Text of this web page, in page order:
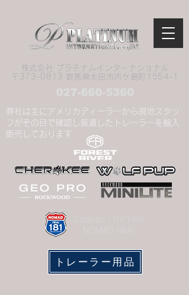
株式会社 プラチナムインターナショナル
​〒373-0813 群馬県太田市内ケ島町1554-1
トレーラー用品
弊社は主にアメリカディーラーから現地スタッ
フがその目で確認し厳選したトレーラーを輸入
販売しております